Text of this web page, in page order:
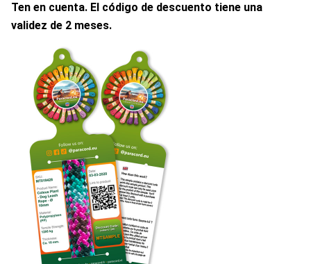
Ten en cuenta. El código de descuento tiene una
validez de 2 meses.